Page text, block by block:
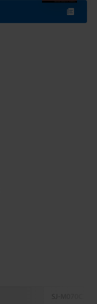
SJ-M070C